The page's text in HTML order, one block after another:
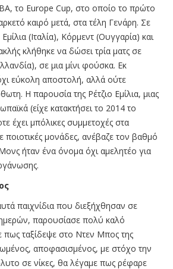
το Europe Cup, στο οποίο το πρώτο
καιρό μετά, στα τέλη Γενάρη. Σε
(Ιταλία), Κόρμεντ (Ουγγαρία) και
κλήθηκε να δώσει τρία ματς σε
σε μια μίνι φούσκα. Εκ
εύκολη αποστολή, αλλά ούτε
Η παρουσία της Ρέτζιο Εμίλια, μιας
(είχε κατακτήσει το 2014 το
έχει μπόλικες συμμετοχές στα
μονάδες, ανέβαζε τον βαθμό
ήταν ένα όνομα όχι αμελητέο για
παιχνίδια που διεξήχθησαν σε
παρουσίασε πολύ καλό
ταξίδεψε στο Ντεν Μπος της
αποφασισμένος, με στόχο την
σε νίκες, θα λέγαμε πως ρέφαρε